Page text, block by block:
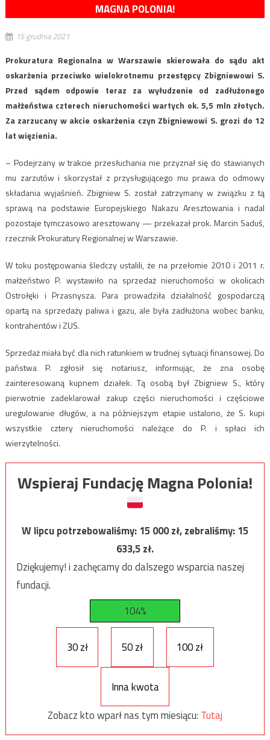
MAGNA POLONIA!
15 grudnia 2021
Prokuratura Regionalna w Warszawie skierowała do sądu akt
oskarżenia przeciwko wielokrotnemu przestępcy Zbigniewowi S.
Przed sądem odpowie teraz za wyłudzenie od zadłużonego
małżeństwa czterech nieruchomości wartych ok. 5,5 mln złotych.
Za zarzucany w akcie oskarżenia czyn Zbigniewowi S. grozi do 12
lat więzienia.
– Podejrzany w trakcie przesłuchania nie przyznał się do stawianych
mu zarzutów i skorzystał z przysługującego mu prawa do odmowy
składania wyjaśnień. Zbigniew S. został zatrzymany w związku z tą
sprawą na podstawie Europejskiego Nakazu Aresztowania i nadal
pozostaje tymczasowo aresztowany — przekazał prok. Marcin Saduś,
rzecznik Prokuratury Regionalnej w Warszawie.
W toku postępowania śledczy ustalili, że na przełomie 2010 i 2011 r.
małżeństwo P. wystawiło na sprzedaż nieruchomości w okolicach
Ostrołęki i Przasnysza. Para prowadziła działalność gospodarczą
opartą na sprzedaży paliwa i gazu, ale była zadłużona wobec banku,
kontrahentów i ZUS.
Sprzedaż miała być dla nich ratunkiem w trudnej sytuacji finansowej. Do
państwa P. zgłosił się notariusz, informując, że zna osobę
zainteresowaną kupnem działek. Tą osobą był Zbigniew S., który
pierwotnie zadeklarował zakup części nieruchomości i częściowe
uregulowanie długów, a na późniejszym etapie ustalono, że S. kupi
wszystkie cztery nieruchomości należące do P. i spłaci ich
wierzytelności.
Wspieraj Fundację Magna Polonia!
W lipcu potrzebowaliśmy:15 000zł, zebraliśmy:15
633,5zł.
Dziękujemy! i zachęcamy do dalszego wsparcia naszej
fundacji.
104%
30 zł 50 zł 100 zł
Inna kwota
Zobacz kto wparł nas tym miesiącu: Tutaj